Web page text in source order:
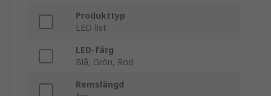
Produkttyp
LED-list
LED-färg
Blå, Grön, Röd
Remslängd